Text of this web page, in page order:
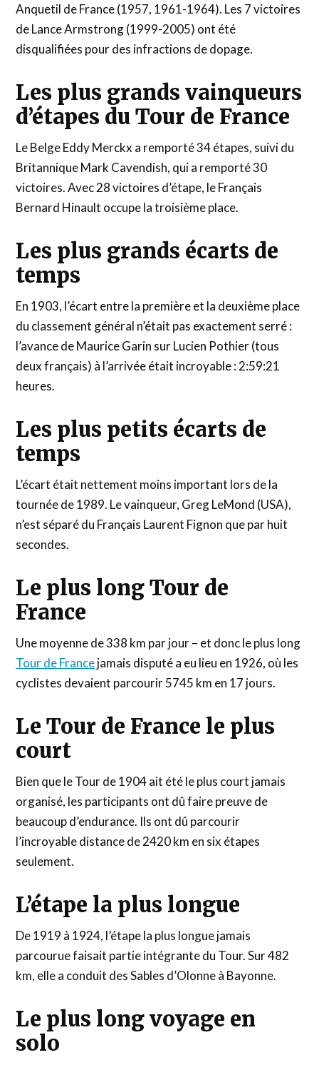
Anquetil de France (1957, 1961-1964). Les 7 victoires
de Lance Armstrong (1999-2005) ont été
disqualifiées pour des infractions de dopage.
Les plus grands vainqueurs
d’étapes du Tour de France
Le Belge Eddy Merckx a remporté 34 étapes, suivi du
Britannique Mark Cavendish, qui a remporté 30
victoires. Avec 28 victoires d’étape, le Français
Bernard Hinault occupe la troisième place.
Les plus grands écarts de
temps
En 1903, l’écart entre la première et la deuxième place
du classement général n’était pas exactement serré :
l’avance de Maurice Garin sur Lucien Pothier (tous
deux français) à l’arrivée était incroyable : 2:59:21
heures.
Les plus petits écarts de
temps
L’écart était nettement moins important lors de la
tournée de 1989. Le vainqueur, Greg LeMond (USA),
n’est séparé du Français Laurent Fignon que par huit
secondes.
Le plus long Tour de
France
Une moyenne de 338 km par jour – et donc le plus long
Tour de Francejamais disputé a eu lieu en 1926, où les
cyclistes devaient parcourir 5745 km en 17 jours.
Le Tour de France le plus
court
Bien que le Tour de 1904 ait été le plus court jamais
organisé, les participants ont dû faire preuve de
beaucoup d’endurance. Ils ont dû parcourir
l’incroyable distance de 2420 km en six étapes
seulement.
L’étape la plus longue
De 1919 à 1924, l’étape la plus longue jamais
parcourue faisait partie intégrante du Tour. Sur 482
km, elle a conduit des Sables d’Olonne à Bayonne.
Le plus long voyage en
solo